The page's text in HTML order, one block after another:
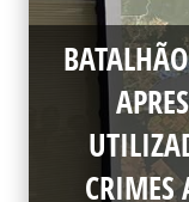
CRIMES